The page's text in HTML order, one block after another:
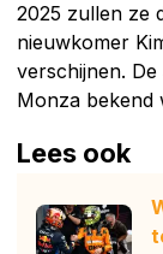
2025 zullen ze
nieuwkomer
verschijnen.
Monza bekend
Lees ook